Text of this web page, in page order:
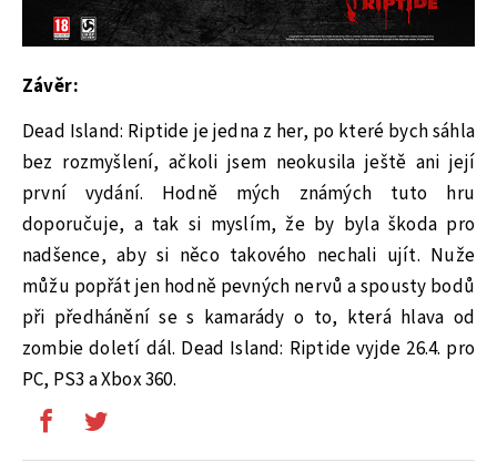
Závěr:
Dead Island: Riptide je jedna z her, po které bych sáhla
bez rozmyšlení, ačkoli jsem neokusila ještě ani její
první vydání. Hodně mých známých tuto hru
doporučuje, a tak si myslím, že by byla škoda pro
nadšence, aby si něco takového nechali ujít. Nuže
můžu popřát jen hodně pevných nervů a spousty bodů
při předhánění se s kamarády o to, která hlava od
zombie doletí dál. Dead Island: Riptide vyjde 26.4. pro
PC, PS3 a Xbox 360.